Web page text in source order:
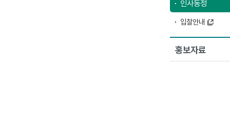
인사동정
입찰안내
홍보자료